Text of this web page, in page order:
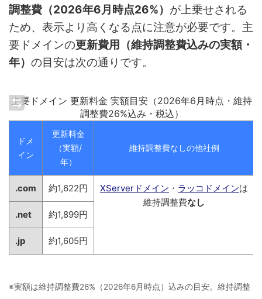
調整費（2026年6月時点26%） が上乗せされる
ため、表示より高くなる点に注意が必要です。主
要ドメインの更新費用（維持調整費込みの実額・
年） の目安は次の通りです。
主要ドメイン 更新料金 実額目安（2026年6月時点・維持
調整費26%込み・税込）
ドメ
イン
更新料金
（実額/
年）
維持調整費なしの他社例
.com 約1,622円 XServerドメイン ・ ラッコドメインは
維持調整費なし
.net
約1,899円
.jp 約1,605円
※実額は維持調整費26%（2026年6月時点）込みの目安。維持調整